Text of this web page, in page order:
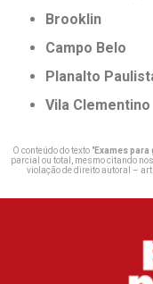
Brooklin
Campo Belo
Planalto
Vila Clementino
O conteúdo do texto "Exames
parcial ou total, mesmo citando
violação de direito autoral –